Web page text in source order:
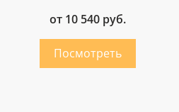
от 10 540 руб.